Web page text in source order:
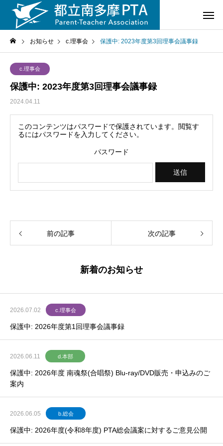
お知らせ c.理事会 保護中: 2023年度第3回理事会議事録
c.理事会
保護中: 2023年度第3回理事会議事録
2024.04.11
このコンテンツはパスワードで保護されています。閲覧す
るにはパスワードを入力してください。
パスワード
前の記事 次の記事
新着のお知らせ
2026.07.02 c.理事会
保護中: 2026年度第1回理事会議事録
2026.06.11 d.本部
保護中: 2026年度 南魂祭(合唱祭) Blu-ray/DVD販売・申込みのご
案内
2026.06.05 b.総会
保護中: 2026年度(令和8年度) PTA総会議案に対するご意見公開